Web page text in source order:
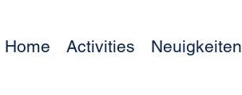
Home Activities Neuigkeiten